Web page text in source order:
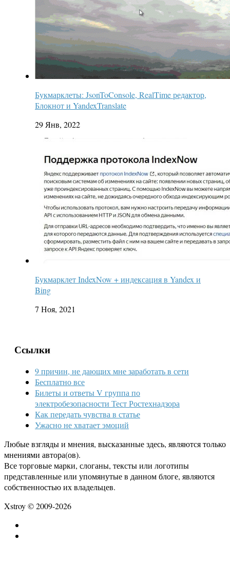
Букмарклеты: JsonToConsole, RealTime редактор,
Блокнот и YandexTranslate
29 Янв, 2022
Букмарклет IndexNow + индексация в Yandex и
Bing
7 Ноя, 2021
Ссылки
9 причин, не дающих мне заработать в сети
Бесплатно все
Билеты и ответы V группа по
электробезопасности Тест Ростехнадзора
Как передать чувства в статье
Ужасно не хватает эмоций
Любые взгляды и мнения, высказанные здесь, являются только
мнениями автора(ов).
Все торговые марки, слоганы, тексты или логотипы
представленные или упомянутые в данном блоге, являются
собственностью их владельцев.
Xstroy © 2009-2026